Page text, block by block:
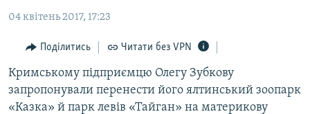
основної
Перейти
пошуку
БЛОГИ
ПОГЛЯД
ІНТЕРВ'Ю
ВСЕ ЗА ДЕНЬ
04 квітень 2017, 17:23
Поділитись Читати без VPN
Кримському підприємцю Олегу Зубкову
запропонували перенести його ялтинський зоопарк
«Казка» й парк левів «Тайган» на материкову